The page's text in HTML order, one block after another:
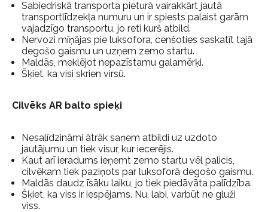
Sabiedriskā transporta pieturā vairakkārt jautā
transportlīdzekļa numuru un ir spiests palaist garām
vajadzīgo transportu, jo reti kurš atbild.
Nervozi mīņājas pie luksofora, cenšoties saskatīt tajā
degošo gaismu un uzņem zemo startu.
Maldās, meklējot nepazīstamu galamērķi.
Šķiet, ka visi skrien virsū.
Cilvēks AR balto spieķi
Nesalīdzināmi ātrāk saņem atbildi uz uzdoto
jautājumu un tiek visur, kur iecerējis.
Kaut arī ieradums ieņemt zemo startu vēl palicis,
cilvēkam tiek paziņots par luksoforā degošo gaismu.
Maldās daudz īsāku laiku, jo tiek piedāvāta palīdzība.
Šķiet, ka viss ir iespējams. Nu, labi, varbūt ne gluži
viss.